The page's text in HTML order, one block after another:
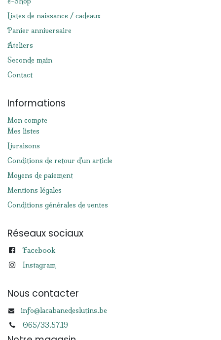
Listes de naissance / cadeaux
Panier anniversaire
Ateliers
Seconde main
Contact
Informations
Mon compte
Mes listes
Livraisons
Conditions de retour d'un article
Moyens de paiement
Mentions légales
Conditions générales de ventes
Réseaux sociaux
Facebook
Instagram
Nous contacter
info@lacabanedeslutins.be
065/33.57.19